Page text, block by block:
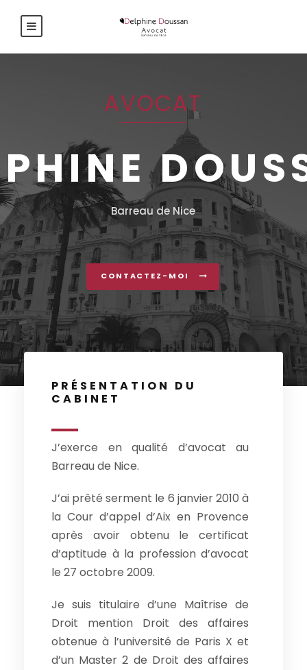
AVOCAT
Barreau de Nice
CONTACTEZ-MOI
PRÉSENTATION DU
CABINET
J’exerce en qualité d’avocat au
Barreau de Nice.
J’ai prêté serment le 6 janvier 2010 à
la Cour d’appel d’Aix en Provence
après avoir obtenu le certificat
d’aptitude à la profession d’avocat
le 27 octobre 2009.
Je suis titulaire d’une Maîtrise de
Droit mention Droit des affaires
obtenue à l’université de Paris X et
d’un Master 2 de Droit des affaires